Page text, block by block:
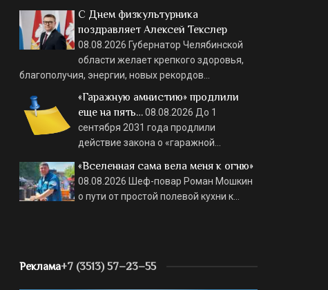
С Днем физкультурника
поздравляет Алексей Текслер
08.08.2026 Губернатор Челябинской
области желает крепкого здоровья,
благополучия, энергии, новых рекордов…
«Гаражную амнистию» продлили
еще на пять…08.08.2026 До 1
сентября 2031 года продлили
действие закона о «гаражной…
«Вселенная сама вела меня к огню»
08.08.2026 Шеф-повар Роман Мошкин
о пути от простой полевой кухни к…
Реклама+7 (3513) 57–23–55